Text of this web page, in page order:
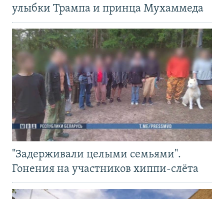
улыбки Трампа и принца Мухаммеда
"Задерживали целыми семьями".
Гонения на участников хиппи-слёта